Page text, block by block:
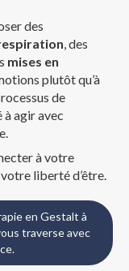
des
, des
mises en
plutôt qu’à
de
agir avec
à votre
liberté d’être.
en Gestalt à
traverse avec